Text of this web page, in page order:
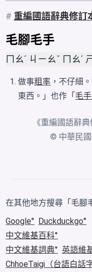
# 重編國語辭典修訂
毛腳毛手
ㄇㄠˊ ㄐㄧㄠˇ ㄇㄠˊ
做事粗率 ，不仔細
東西。」也作「 毛
《重編國語辭典
© 中華民國
在其他地方搜尋「毛腳
Google
Duckduckgo
中文維基百科
中文維基詞典
英語維
ChhoeTaigi（台語白話